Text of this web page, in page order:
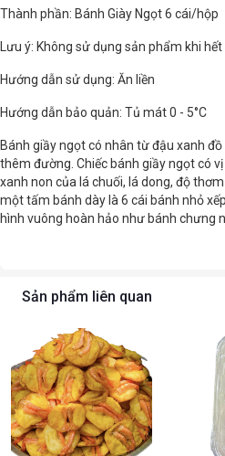
Thành phần: Bánh Giày Ngọt 6 cái/hộp
Lưu ý: Không sử dụng sản phẩm khi
Hướng dẫn sử dụng: Ăn liền
Hướng dẫn bảo quản: Tủ mát 0 - 5°C
Bánh giầy ngọt có nhân từ đậu xanh
thêm đường. Chiếc bánh giầy ngọt có
xanh non của lá chuối, lá dong, độ
một tấm bánh dày là 6 cái bánh nhỏ
hình vuông hoàn hảo như bánh chưng
Sản phẩm liên quan